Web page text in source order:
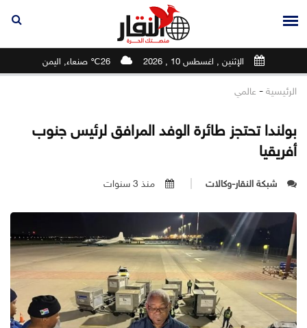
الإثنين , اغسطس 10 , 2026 26℃ صنعاء, اليمن
الرئيسية - عالمي
بولندا تحتجز طائرة الوفد المرافق لرئيس جنوب
أفريقيا
شبكة النقار-وكالات منذ 3 سنوات